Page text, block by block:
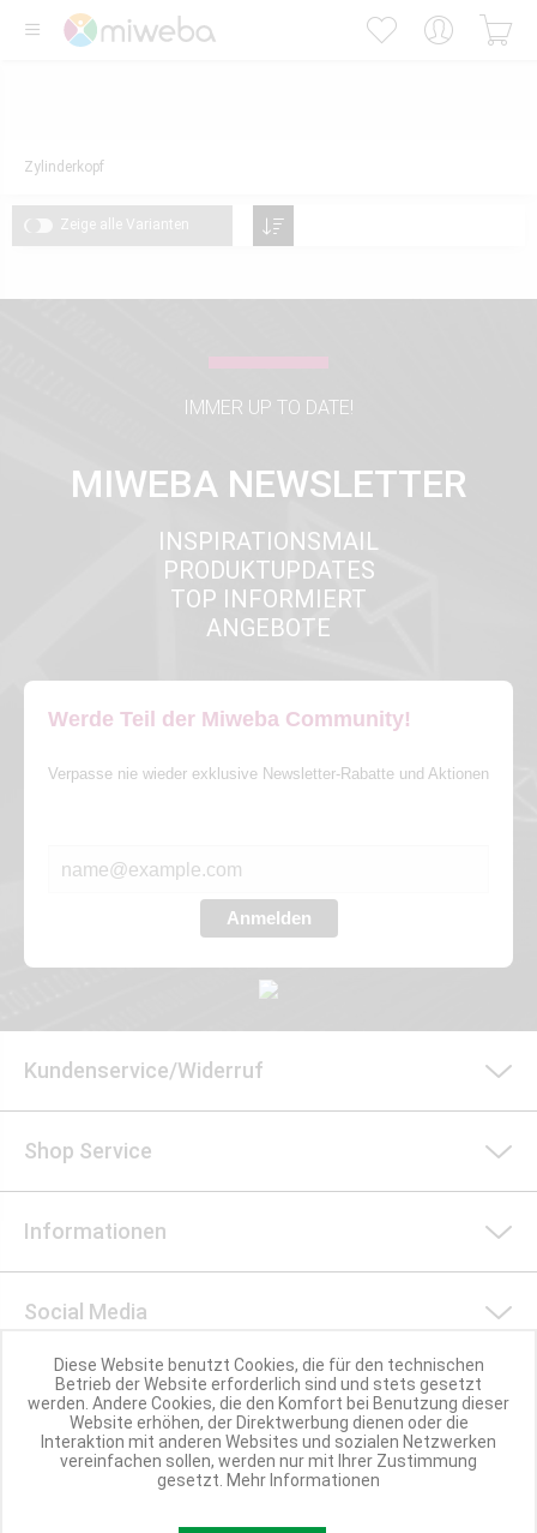
Zylinderkopf
Zeige alle Varianten
IMMER UP TO DATE!
MIWEBA NEWSLETTER
INSPIRATIONSMAIL
PRODUKTUPDATES
TOP INFORMIERT
ANGEBOTE
Werde Teil der Miweba Community!
Verpasse nie wieder exklusive Newsletter-Rabatte und Aktionen
Anmelden
Kundenservice/Widerruf
Shop Service
Informationen
Social Media
Nachhaltigkeit
Partner werden
Diese Website benutzt Cookies, die für den technischen
Betrieb der Website erforderlich sind und stets gesetzt
werden. Andere Cookies, die den Komfort bei Benutzung dieser
Website erhöhen, der Direktwerbung dienen oder die
Interaktion mit anderen Websites und sozialen Netzwerken
vereinfachen sollen, werden nur mit Ihrer Zustimmung
gesetzt. Mehr Informationen